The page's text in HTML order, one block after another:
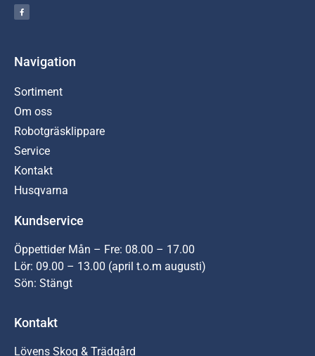
Navigation
Sortiment
Om oss
Robotgräsklippare
Service
Kontakt
Husqvarna
Kundservice
Öppettider Mån – Fre: 08.00 – 17.00
Lör: 09.00 – 13.00 (april t.o.m augusti)
Sön: Stängt
Kontakt
Lövens Skog & Trädgård